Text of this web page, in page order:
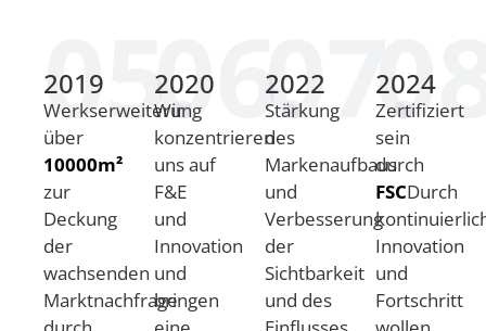
05.
2019
Werkserweiterung
über
10000m²
zur
Deckung
der
wachsenden
Marktnachfrage
06.
2020
Wir
konzentrieren
uns auf
F&E
und
Innovation
und
bringen
07.
2022
Stärkung
des
Markenaufbaus
und
Verbesserung
der
Sichtbarkeit
und des
2024
Zertifiziert
sein
durch
FSCDurch
Innovation
und
Fortschritt